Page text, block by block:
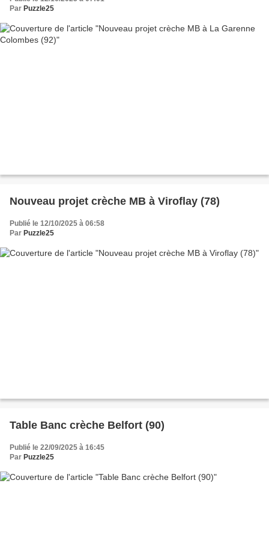
Par Puzzle25
Nouveau projet crèche MB à Viroflay (78)
Publié le 12/10/2025 à 06:58
Par Puzzle25
Table Banc crèche Belfort (90)
Publié le 22/09/2025 à 16:45
Par Puzzle25